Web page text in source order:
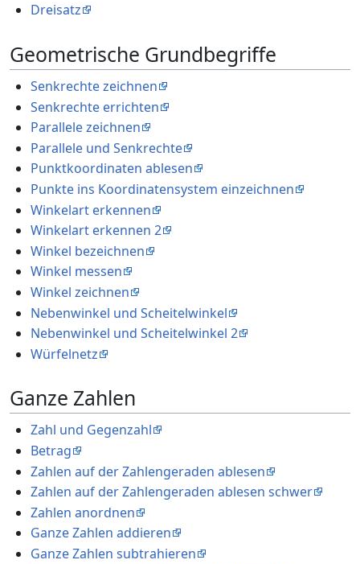
Dreisatz
Geometrische Grundbegriffe
Senkrechte zeichnen
Senkrechte errichten
Parallele zeichnen
Parallele und Senkrechte
Punktkoordinaten ablesen
Punkte ins Koordinatensystem einzeichnen
Winkelart erkennen
Winkelart erkennen 2
Winkel bezeichnen
Winkel messen
Winkel zeichnen
Nebenwinkel und Scheitelwinkel
Nebenwinkel und Scheitelwinkel 2
Würfelnetz
Ganze Zahlen
Zahl und Gegenzahl
Betrag
Zahlen auf der Zahlengeraden ablesen
Zahlen auf der Zahlengeraden ablesen schwer
Zahlen anordnen
Ganze Zahlen addieren
Ganze Zahlen subtrahieren